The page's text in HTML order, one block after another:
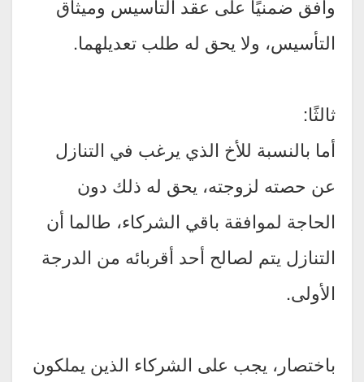
وافق ضمنيًا على عقد التأسيس وميثاق
التأسيس، ولا يحق له طلب تعديلهما.
ثالثًا:
أما بالنسبة للأخ الذي يرغب في التنازل
عن حصته لزوجته، يحق له ذلك دون
الحاجة لموافقة باقي الشركاء، طالما أن
التنازل يتم لصالح أحد أقربائه من الدرجة
الأولى.
باختصار، يجب على الشركاء الذين يملكون